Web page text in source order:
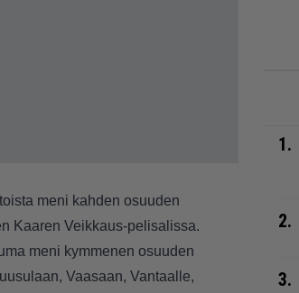
meni kahden osuuden
Kaaren Veikkaus-pelisalissa.
meni kymmenen osuuden
Vaasaan, Vantaalle,
1.
2.
3.